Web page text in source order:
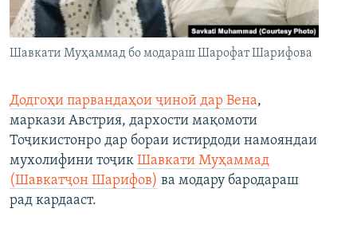
Шавкати Муҳаммад бо модараш Шарофат Шарифова
Додгоҳи парвандаҳои ҷиноӣ дар Вена,
маркази Австрия, дархости мақомоти
Тоҷикистонро дар бораи истирдоди намояндаи
мухолифини тоҷик Шавкати Муҳаммад
(Шавкатҷон Шарифов) ва модару бародараш
рад кардааст.